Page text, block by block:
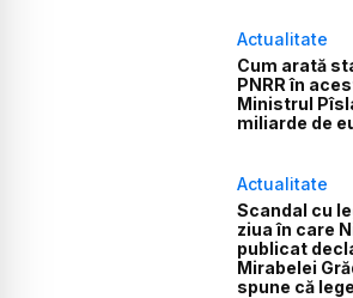
Actualitate
Cum arată
PNRR în
Ministrul
miliarde de
Actualitate
Scandal cu
ziua în care
publicat
Mirabelei
spune că